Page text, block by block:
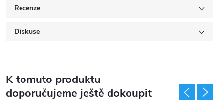
Recenze
Diskuse
K tomuto produktu
doporučujeme ještě dokoupit